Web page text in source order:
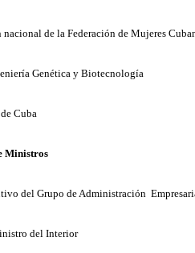
nacional de la Federación de Mujeres
Genética y Biotecnología
Cuba
Ministros
del Grupo de Administración
del Interior